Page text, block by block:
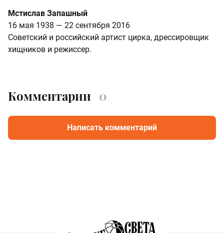
Мстислав Запашный
16 мая 1938 — 22 сентября 2016
Советский и российский артист цирка, дрессировщик
хищников и режиссер.
Комментарии 0
Написать комментарий